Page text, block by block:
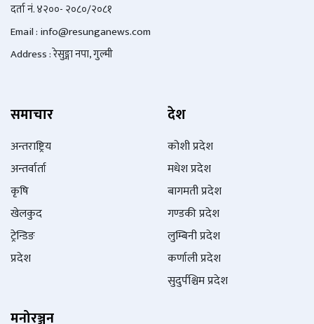
दर्ता नं. ४२००- २०८०/२०८१
Email : info@resunganews.com
Address : रेसुङ्गा नपा, गुल्मी
समाचार
अन्तराष्ट्रिय
अन्तर्वार्ता
कृषि
खेलकुद
ट्रेन्डिङ
प्रदेश
देश
कोशी प्रदेश
मधेश प्रदेश
बागमती प्रदेश
गण्डकी प्रदेश
लुम्बिनी प्रदेश
कर्णाली प्रदेश
सुदुर्पश्चिम प्रदेश
मनोरञ्जन